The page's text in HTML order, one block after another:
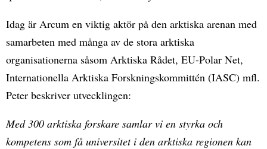
Idag är Arcum en viktig aktör på den arktiska arenan med
samarbeten med många av de stora arktiska
organisationerna såsom Arktiska Rådet, EU-Polar Net,
Internationella Arktiska Forskningskommittén (IASC) mfl.
Peter beskriver utvecklingen:
Med 300 arktiska forskare samlar vi en styrka och
kompetens som få universitet i den arktiska regionen kan